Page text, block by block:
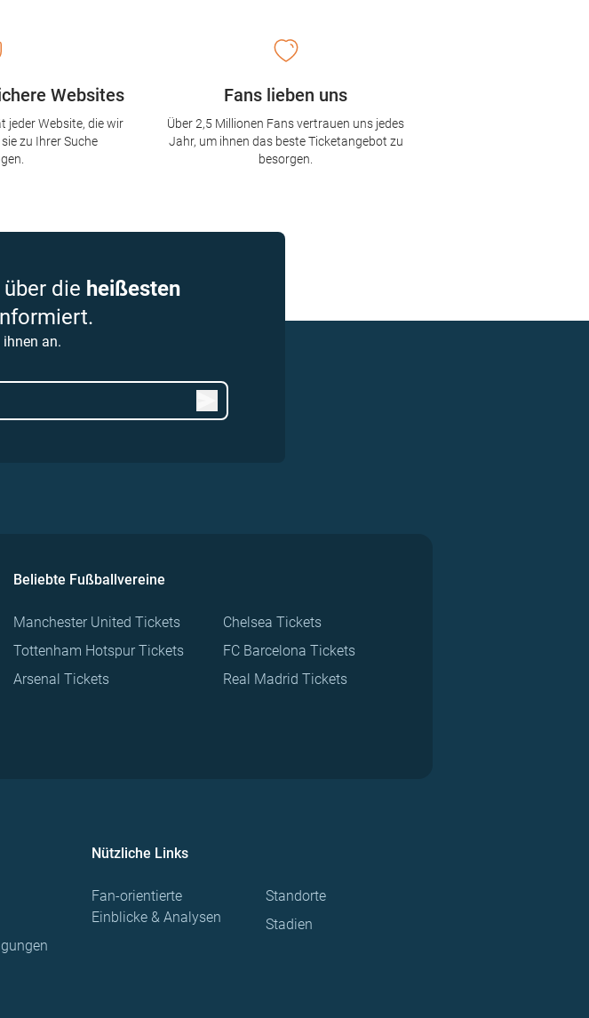
Websites
jeder Website, die wir
zu Ihrer Suche
Fans lieben uns
Über 2,5 Millionen Fans vertrauen uns jedes
Jahr, um ihnen das beste Ticketangebot zu
besorgen.
die heißesten
an.
Beliebte Fußballvereine
Manchester United Tickets
Tottenham Hotspur Tickets
Arsenal Tickets
Chelsea Tickets
FC Barcelona Tickets
Real Madrid Tickets
Nützliche Links
Fan-orientierte
Einblicke & Analysen
Standorte
Stadien